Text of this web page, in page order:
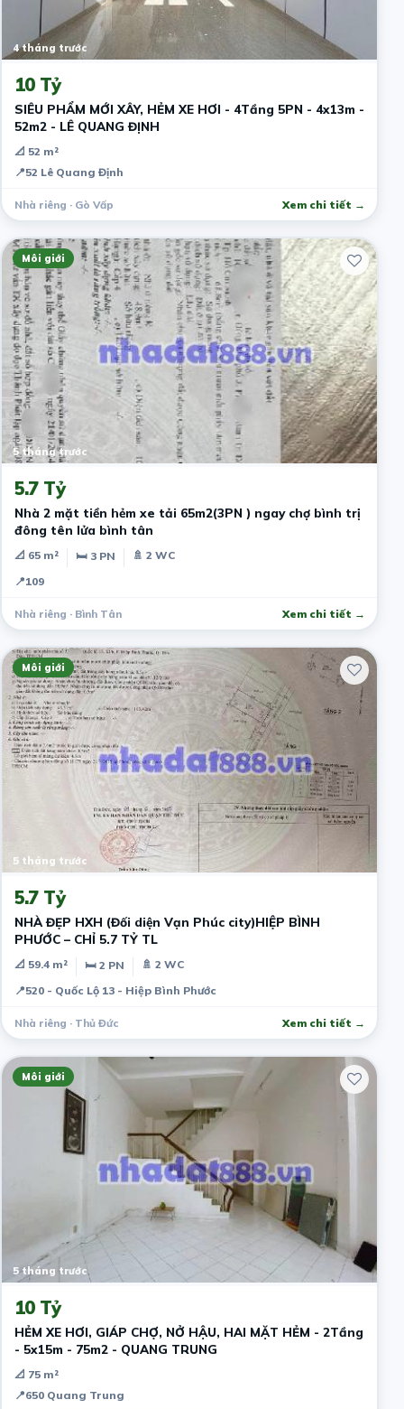
4 tháng trước
10 Tỷ
SIÊU PHẨM MỚI XÂY, HẺM XE HƠI - 4Tầng 5PN - 4x13m -
52m2 - LÊ QUANG ĐỊNH
📐 52 m²
📍52 Lê Quang Định
Nhà riêng · Gò Vấp Xem chi tiết →
Môi giới
5 tháng trước
5.7 Tỷ
Nhà 2 mặt tiền hẻm xe tải 65m2(3PN ) ngay chợ bình trị
đông tên lửa bình tân
📐 65 m² 🛏 3 PN
🚿 2 WC
📍109
Nhà riêng · Bình Tân Xem chi tiết →
Môi giới
5 tháng trước
5.7 Tỷ
NHÀ ĐẸP HXH (Đối diện Vạn Phúc city)HIỆP BÌNH
PHƯỚC – CHỈ 5.7 TỶ TL
📐 59.4 m² 🛏 2 PN
🚿 2 WC
📍520 - Quốc Lộ 13 - Hiệp Bình Phước
Nhà riêng · Thủ Đức Xem chi tiết →
Môi giới
5 tháng trước
10 Tỷ
HẺM XE HƠI, GIÁP CHỢ, NỞ HẬU, HAI MẶT HẺM - 2Tầng
- 5x15m - 75m2 - QUANG TRUNG
📐 75 m²
📍650 Quang Trung